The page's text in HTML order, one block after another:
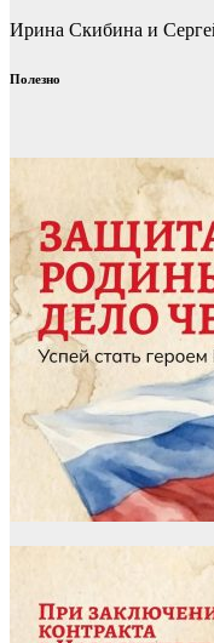
Ирина Скибина и
Полезно